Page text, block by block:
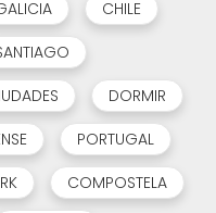
CHILE
DORMIR
PORTUGAL
COMPOSTELA